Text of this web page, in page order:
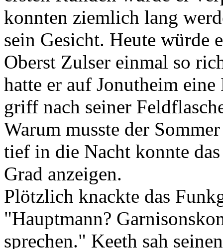
konnten ziemlich lang
sein Gesicht. Heute würde
Oberst Zulser einmal so
hatte er auf Jonutheim
griff nach seiner
Warum musste der
tief in die Nacht konnte
Grad anzeigen.
Plötzlich knackte das
"Hauptmann?
sprechen." Keeth sah